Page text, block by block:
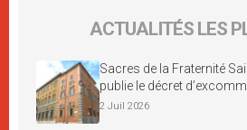
ACTUALITÉS LES
Sacres de la Fraternité
publie le décret
2 Juil 2026